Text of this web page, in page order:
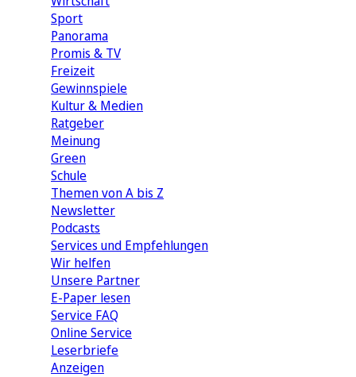
Sport
Panorama
Promis & TV
Freizeit
Gewinnspiele
Kultur & Medien
Ratgeber
Meinung
Green
Schule
Themen von A bis Z
Newsletter
Podcasts
Services und Empfehlungen
Wir helfen
Unsere Partner
E-Paper lesen
Service FAQ
Online Service
Leserbriefe
Anzeigen